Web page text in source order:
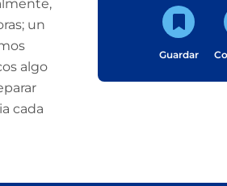
un
algo
cada
Guardar